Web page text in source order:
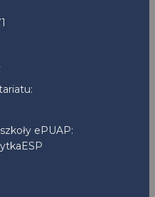
ePUAP: